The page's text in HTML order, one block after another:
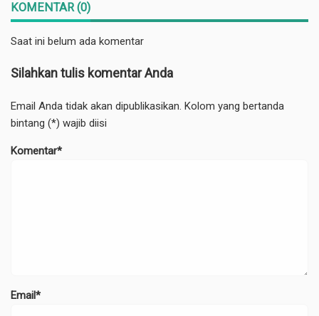
KOMENTAR (0)
Saat ini belum ada komentar
Silahkan tulis komentar Anda
Email Anda tidak akan dipublikasikan. Kolom yang bertanda
bintang (*) wajib diisi
Komentar*
Email*